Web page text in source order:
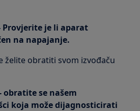
Provjerite je li aparat
na napajanje.
želite obratiti svom izvođaču
obratite se našem
koja može dijagnosticirati